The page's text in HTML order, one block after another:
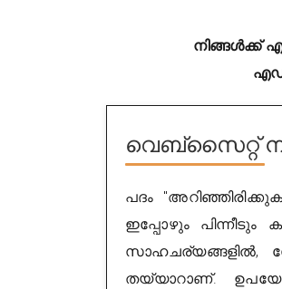
നിങ്ങൾക്ക്
വെബ്സൈറ്റ്
പദം
ഇപ്പോഴും
സാഹചര്യങ്ങളിൽ,
തയ്യാറാണ്.